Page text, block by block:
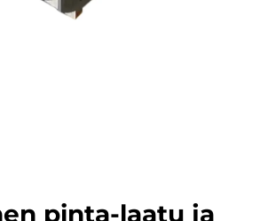
pinta-laatu ja